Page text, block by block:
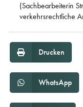
(Sachbearbeiterin
verkehrsrechtliche
Drucken
WhatsApp